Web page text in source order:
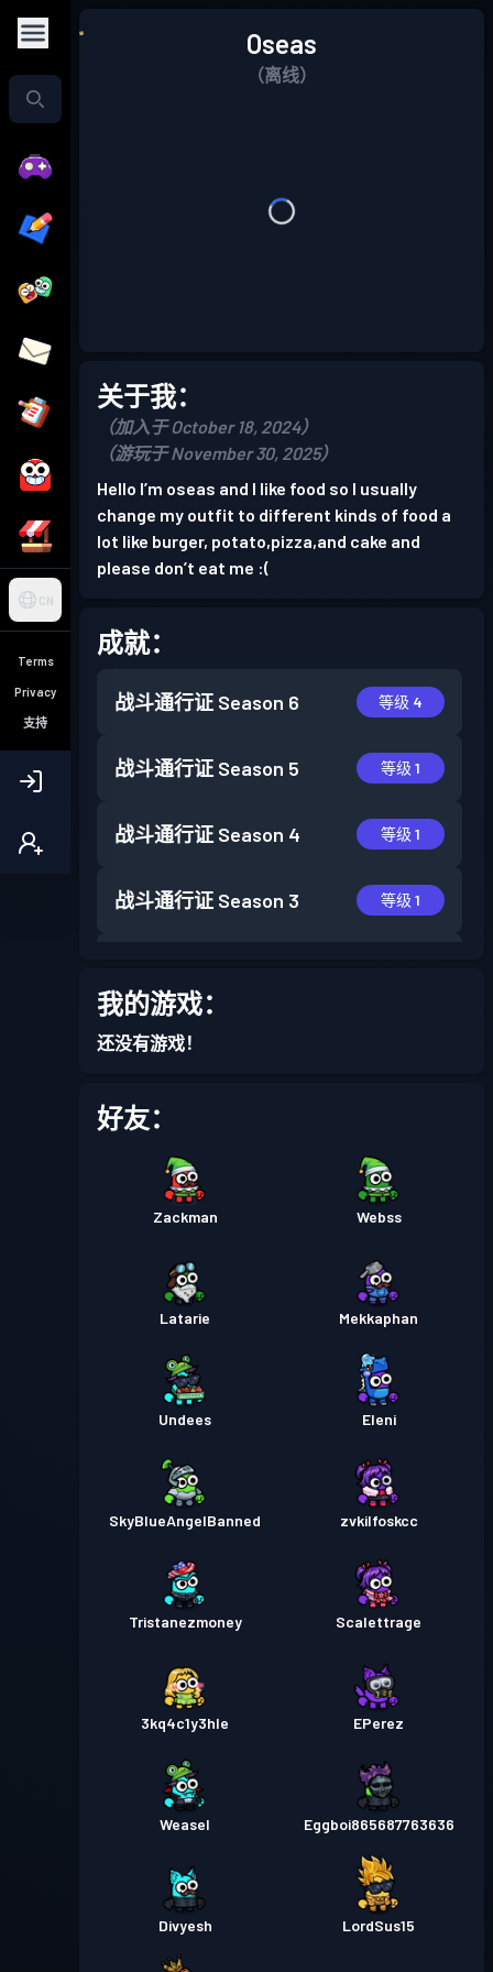
CN
Terms
Privacy
支持
Oseas
（离线）
关于我：
（加入于 October 18, 2024）
（游玩于 November 30, 2025）
Hello I’m oseas and I like food so I usually
change my outfit to different kinds of food a
lot like burger, potato,pizza,and cake and
please don’t eat me :(
成就：
战斗通行证 Season 6 等级 4
战斗通行证 Season 5 等级 1
战斗通行证 Season 4 等级 1
战斗通行证 Season 3 等级 1
战斗通行证
我的游戏：
还没有游戏！
好友：
Zackman Webss
Latarie Mekkaphan
Undees Eleni
SkyBlueAngelBanned zvkilfoskcc
Tristanezmoney Scalettrage
3kq4c1y3hle EPerez
Weasel Eggboi865687763636
Divyesh LordSus15